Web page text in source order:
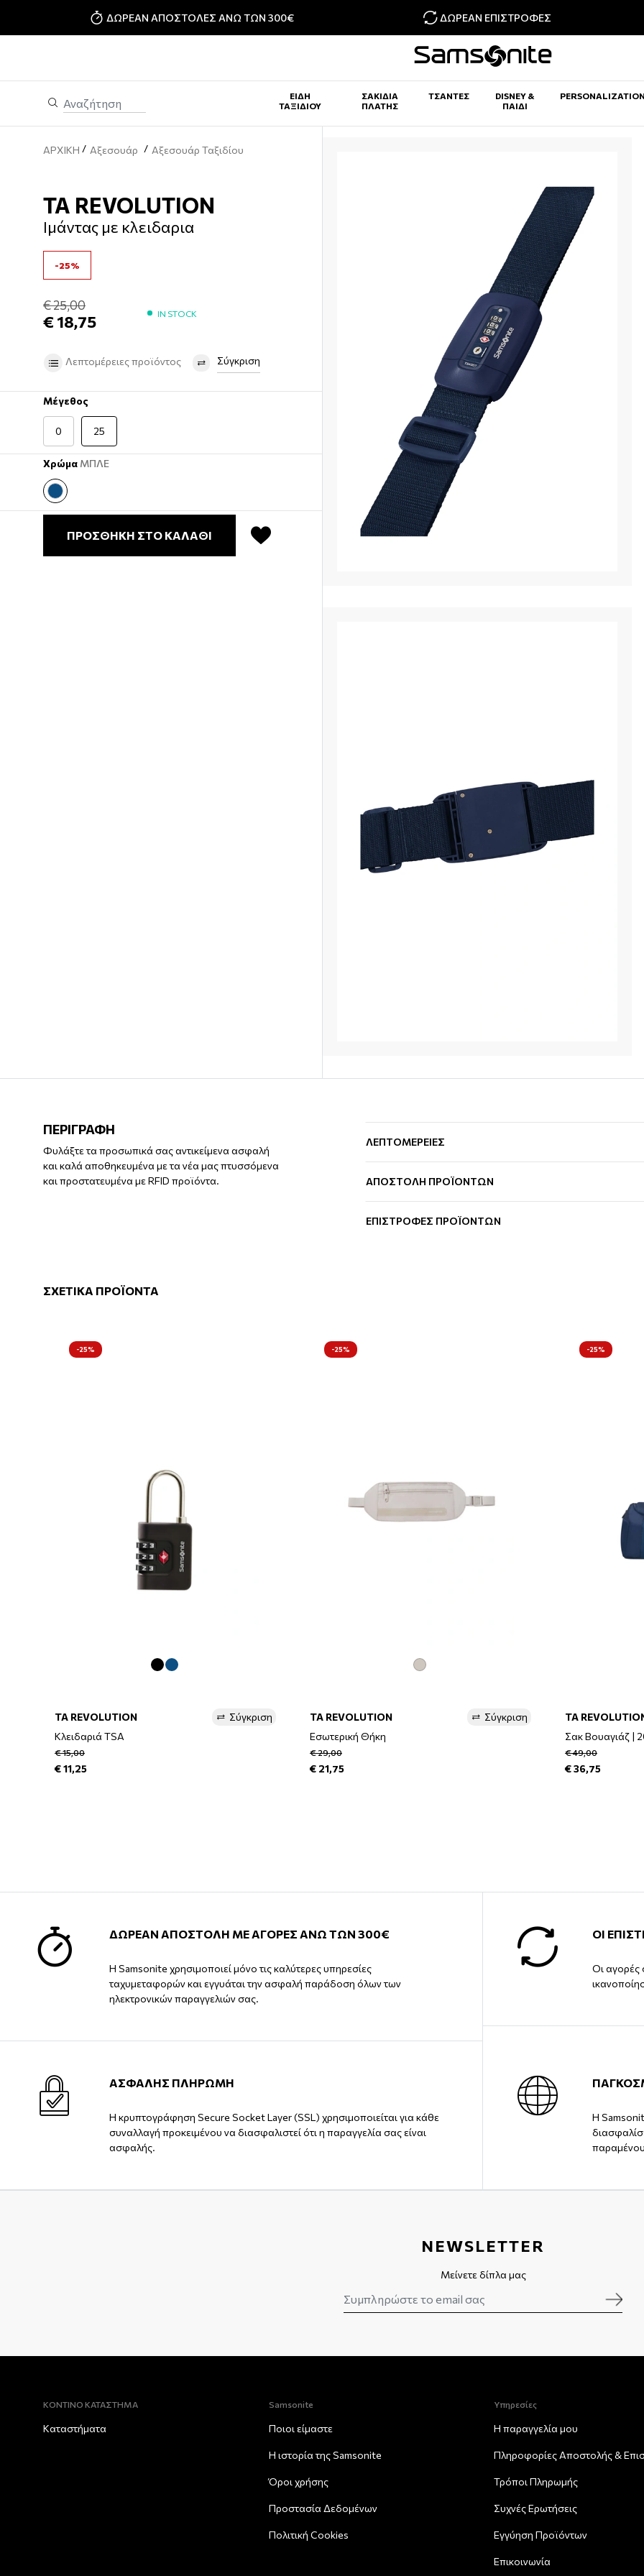
ΔΩΡΕΑΝ ΑΠΟΣΤΟΛΕΣ ΑΝΩ ΤΩΝ 300€ ΔΩΡΕΆΝ ΕΠΙΣΤΡΟΦΈΣ
ΕΊΔΗ
ΤΑΞΙΔΊΟΥ
ΣΑΚΊΔΙΑ
ΠΛΆΤΗΣ
ΤΣΆΝΤΕΣ
DISNEY &
ΠΑΙΔΊ
ΑΡΧΙΚΗ / Αξεσουάρ / Αξεσουάρ Ταξιδίου
TA REVOLUTION
Ιμάντας με κλειδαρια
-25%
€ 25,00
€ 18,75 IN STOCK
Λεπτομέρειες προϊόντος Σύγκριση
Μέγεθος
0 25
Χρώμα ΜΠΛΕ
ΠΡΟΣΘΗΚΗ ΣΤΟ ΚΑΛΑΘΙ
ΠΕΡΙΓΡΑΦΗ
Φυλάξτε τα προσωπικά σας αντικείμενα ασφαλή
και καλά αποθηκευμένα με τα νέα μας πτυσσόμενα
και προστατευμένα με RFID προϊόντα.
ΛΕΠΤΟΜΕΡΕΙΕΣ
ΑΠΟΣΤΟΛΗ ΠΡΟΪΟΝΤΩΝ
ΕΠΙΣΤΡΟΦΕΣ ΠΡΟΪΟΝΤΩΝ
ΣΧΕΤΙΚΑ ΠΡΟΪΟΝΤΑ
-25%
TA REVOLUTION
Σύγκριση
Κλειδαριά TSA
€ 15,00
€ 11,25
-25%
TA REVOLUTION
Σύγκριση
Εσωτερική Θήκη
€ 29,00
€ 21,75
-25%
TA
Σακ Βουαγιάζ |
€ 49,00
€ 36,75
ΔΩΡΕΑΝ ΑΠΟΣΤΟΛΗ ΜΕ ΑΓΟΡΕΣ ΑΝΩ ΤΩΝ 300€
Η Samsonite χρησιμοποιεί μόνο τις καλύτερες υπηρεσίες
ταχυμεταφορών και εγγυάται την ασφαλή παράδοση όλων των
ηλεκτρονικών παραγγελιών σας.
ΟΙ
Οι αγορές
ΑΣΦΑΛΗΣ ΠΛΗΡΩΜΗ
Η κρυπτογράφηση Secure Socket Layer (SSL) χρησιμοποιείται για κάθε
συναλλαγή προκειμένου να διασφαλιστεί ότι η παραγγελία σας είναι
ασφαλής.
Η
NEWSLETTER
Μείνετε δίπλα μας
ΚΟΝΤΙΝΟ ΚΑΤΑΣΤΗΜΑ
Καταστήματα
Samsonite
Ποιοι είμαστε
Η ιστορία της Samsonite
Όροι χρήσης
Προστασία Δεδομένων
Πολιτική Cookies
Υπηρεσίες
Η παραγγελία μου
Πληροφορίες Αποστολής &
Τρόποι Πληρωμής
Συχνές Ερωτήσεις
Εγγύηση Προϊόντων
Επικοινωνία